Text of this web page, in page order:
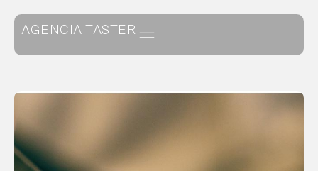
AGENCIA TASTER